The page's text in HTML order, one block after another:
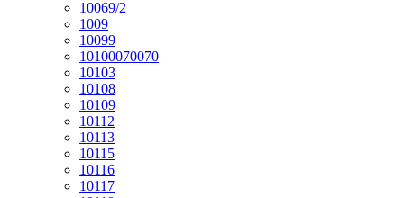
10069/2
1009
10099
10100070070
10103
10108
10109
10112
10113
10115
10116
10117